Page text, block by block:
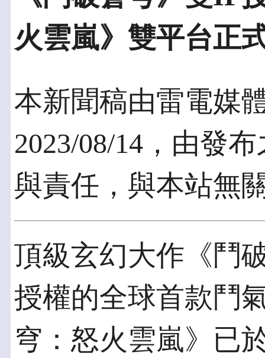
火雲嵐》雙平台正
本新聞稿由雷電媒
2023/08/14，由發
與責任，與本站無
頂級玄幻大作《鬥
授權的全球首款鬥
穹：怒火雲嵐》已